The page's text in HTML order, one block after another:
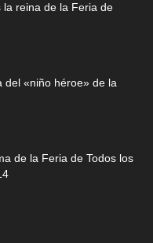
reina de la Feria de
del «niño héroe» de la
de la Feria de Todos los